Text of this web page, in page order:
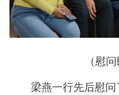
（慰
梁燕一行先后慰